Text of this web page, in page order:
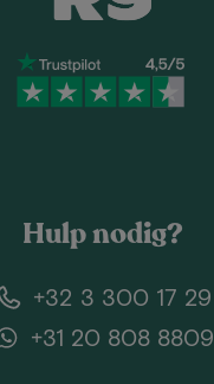
Hulp nodig?
+32 3 300 17 29
+31 20 808 8809